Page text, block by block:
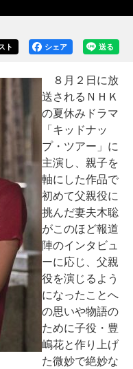
送る
シェア
ト
８月２日に放
送されるＮＨＫ
の夏休みドラマ
「キッドナッ
プ・ツアー」に
主演し、親子を
軸にした作品で
初めて父親役に
挑んだ妻夫木聡
がこのほど報道
陣のインタビュ
ーに応じ、父親
役を演じるよう
になったことへ
の思いや物語の
ために子役・豊
嶋花と作り上げ
た微妙で絶妙な